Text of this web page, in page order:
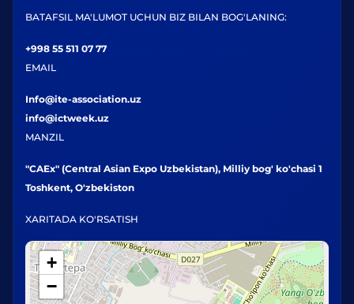
BATAFSIL MA'LUMOT UCHUN BIZ BILAN BOG'LANING:
+998 55 511 07 77
EMAIL
Info@ite-association.uz
info@ictweek.uz
MANZIL
"CAEx" (Central Asian Expo Uzbekistan), Milliy bog' ko'chasi 1
Toshkent, O'zbekiston
XARITADA KO'RSATISH
+
−